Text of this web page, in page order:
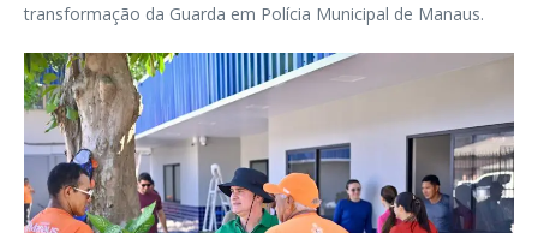
transformação da Guarda em Polícia Municipal de Manaus.